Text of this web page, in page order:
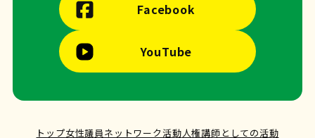
Facebook
YouTube
トップ女性議員ネットワーク活動人権講師としての活動